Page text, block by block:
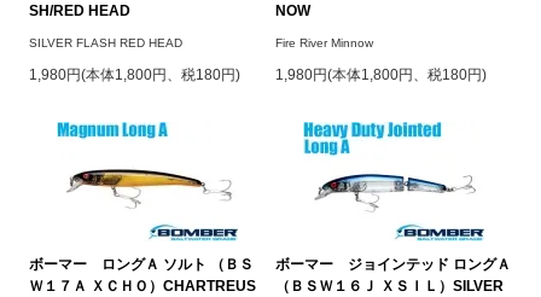
SH/RED HEAD
SILVER FLASH RED HEAD
1,980円(本体1,800円、税180円)
NOW
Fire River Minnow
1,980円(本体1,800円、税180円)
ボーマー ロングＡ ソルト （ＢＳ
Ｗ１７Ａ ＸＣＨＯ）CHARTREUS
ボーマー ジョインテッド ロングＡ
（ＢＳＷ１６Ｊ ＸＳＩＬ）SILVER